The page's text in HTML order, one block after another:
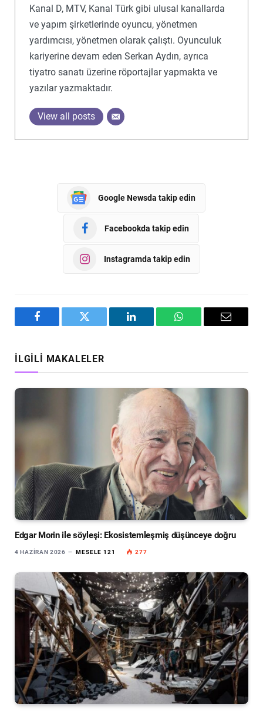
Kanal D, MTV, Kanal Türk gibi ulusal kanallarda
ve yapım şirketlerinde oyuncu, yönetmen
yardımcısı, yönetmen olarak çalıştı. Oyunculuk
kariyerine devam eden Serkan Aydın, ayrıca
tiyatro sanatı üzerine röportajlar yapmakta ve
yazılar yazmaktadır.
View all posts
Google Newsda takip edin
Facebookda takip edin
Instagramda takip edin
Facebook Twitter LinkedIn WhatsAppEmail
İLGILI MAKALELER
Edgar Morin ile söyleşi: Ekosistemleşmiş düşünceye doğru
4 HAZIRAN 2026 MESELE 121 277